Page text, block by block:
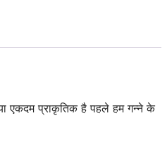
एकदम प्राकृतिक है पहले हम गन्ने के